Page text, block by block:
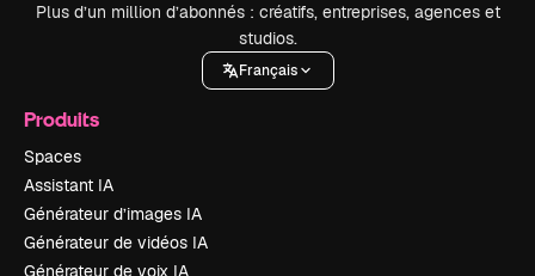
Plus d’un million d’abonnés : créatifs, entreprises, agences et
studios.
Français
Produits
Spaces
Assistant IA
Générateur d’images IA
Générateur de vidéos IA
Générateur de voix IA